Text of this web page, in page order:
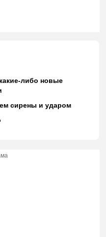
либо новые
сирены и ударом